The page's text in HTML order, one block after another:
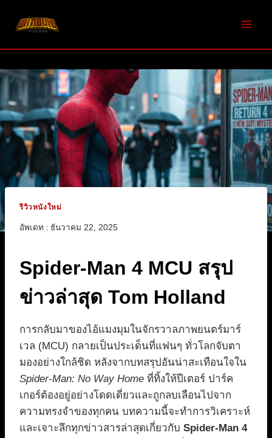
รีวิวหนังใหม่
อัพเดท : ธันวาคม 22, 2025
Spider-Man 4 MCU สรุป
ข่าวล่าสุด Tom Holland
การกลับมาของไอ้แมงมุมในจักรวาลภาพยนตร์มาร์
เวล (MCU) กลายเป็นประเด็นที่แฟนๆ ทั่วโลกจับตา
มองอย่างใกล้ชิด หลังจากบทสรุปอันน่าสะเทือนใจใน
Spider-Man: No Way Home ที่ทิ้งให้ปีเตอร์ ปาร์ค
เกอร์ต้องอยู่อย่างโดดเดี่ยวและถูกลบเลือนไปจาก
ความทรงจำของทุกคน บทความนี้จะทำการวิเคราะห์
และเจาะลึกทุกข่าวสารล่าสุดเกี่ยวกับ Spider-Man 4